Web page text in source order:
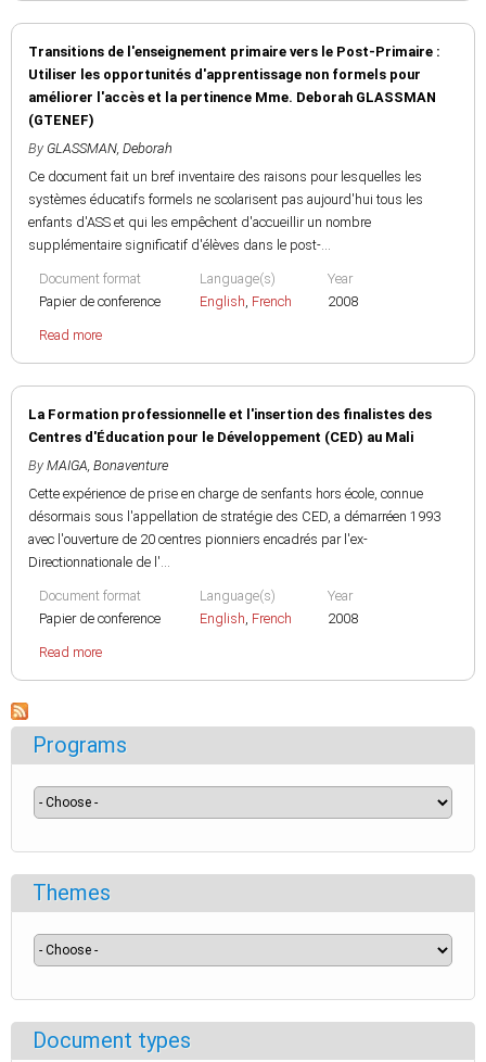
Transitions de l'enseignement primaire vers le Post-Primaire :
Utiliser les opportunités d'apprentissage non formels pour
améliorer l'accès et la pertinence Mme. Deborah GLASSMAN
(GTENEF)
By GLASSMAN, Deborah
Ce document fait un bref inventaire des raisons pour lesquelles les
systèmes éducatifs formels ne scolarisent pas aujourd'hui tous les
enfants d'ASS et qui les empêchent d'accueillir un nombre
supplémentaire significatif d'élèves dans le post-...
Document format
Papier de conference
Language(s)
English, French
Year
2008
Read more
La Formation professionnelle et l'insertion des finalistes des
Centres d'Éducation pour le Développement (CED) au Mali
By MAIGA, Bonaventure
Cette expérience de prise en charge de senfants hors école, connue
désormais sous l'appellation de stratégie des CED, a démarréen 1993
avec l'ouverture de 20 centres pionniers encadrés par l'ex-
Directionnationale de l'...
Document format
Papier de conference
Language(s)
English, French
Year
2008
Read more
Programs
Themes
Document types